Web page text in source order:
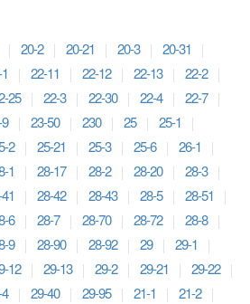
20-2 20-21 20-3
20-31
22-11 22-12 22-13
22-2
25 22-3 22-30 22-4
22-7
23-50 230 25
25-1
2 25-21 25-3 25-6
26-1
1 28-17 28-2 28-20
28-3
28-42 28-43 28-5
28-51
6 28-7 28-70 28-72
28-8
9 28-90 28-92 29
29-1
12 29-13 29-2 29-21
29-22
29-40 29-95 21-1
21-2